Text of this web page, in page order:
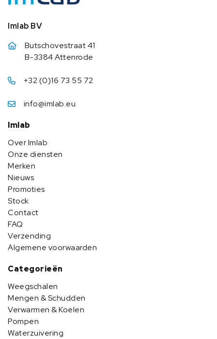
Imlab BV
Butschovestraat 41
B-3384 Attenrode
+32 (0)16 73 55 72
info@imlab.eu
Imlab
Over Imlab
Onze diensten
Merken
Nieuws
Promoties
Stock
Contact
FAQ
Verzending
Algemene voorwaarden
Categorieën
Weegschalen
Mengen & Schudden
Verwarmen & Koelen
Pompen
Waterzuivering